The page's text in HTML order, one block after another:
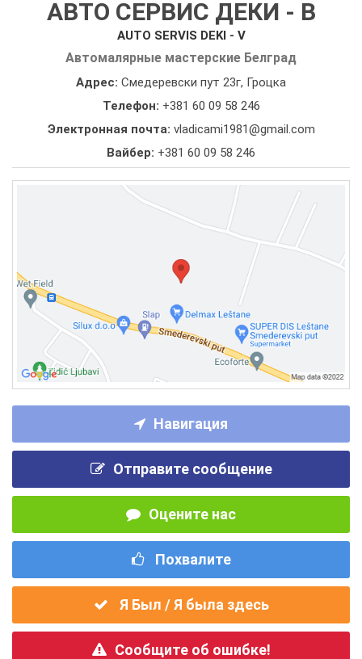
АВТО СЕРВИС ДЕКИ - В
AUTO SERVIS DEKI - V
Автомалярные мастерские Белград
Адрес: Смедеревски пут 23г, Гроцка
Телефон: +381 60 09 58 246
Электронная почта: vladicami1981@gmail.com
Вайбер: +381 60 09 58 246
Навигация
Отправите сообщение
Оцените нас
Похвалите
Я Был / Я была здесь
Сообщите об ошибке!